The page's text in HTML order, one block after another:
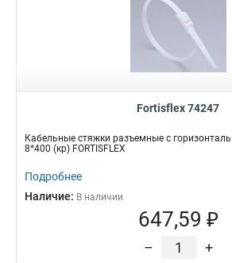
Fortisflex 74247
Кабельные стяжки разъемные с
8*400 (кр) FORTISFLEX
Подробнее
Наличие: В наличии
647,59 ₽
– +